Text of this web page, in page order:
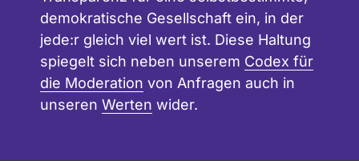
demokratische Gesellschaft ein, in der
jede:r gleich viel wert ist. Diese Haltung
spiegelt sich neben unserem Codex für
die Moderation von Anfragen auch in
unseren Werten wider.